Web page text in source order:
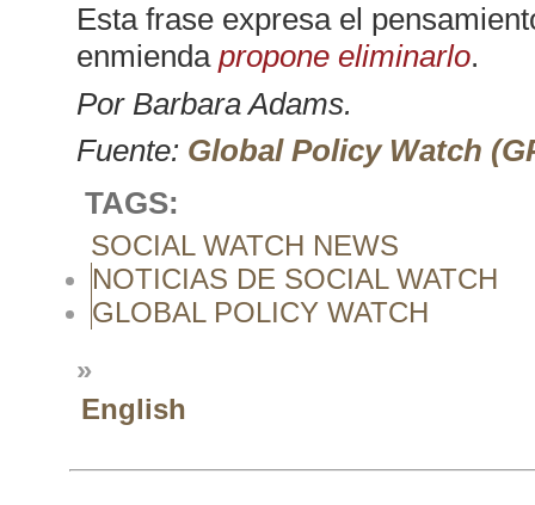
Esta frase expresa el
enmienda propone eliminarlo.
Por Barbara Adams.
Fuente: Global Policy Watch
TAGS:
SOCIAL WATCH NEWS
NOTICIAS DE SOCIAL WATCH
GLOBAL POLICY WATCH
»
English